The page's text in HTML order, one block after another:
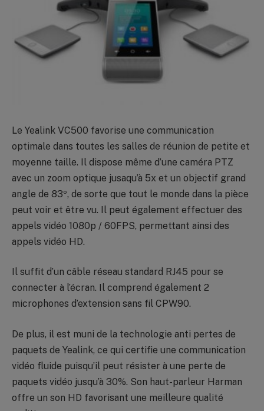
Le Yealink VC500 favorise une communication
optimale dans toutes les salles de réunion de petite et
moyenne taille. Il dispose même d’une caméra PTZ
avec un zoom optique jusaqu’à 5x et un objectif grand
angle de 83º, de sorte que tout le monde dans la pièce
peut voir et être vu. Il peut également effectuer des
appels vidéo 1080p / 60FPS, permettant ainsi des
appels vidéo HD.
Il suffit d’un câble réseau standard RJ45 pour se
connecter à l’écran. Il comprend également 2
microphones d’extension sans fil CPW90.
De plus, il est muni de la technologie anti pertes de
paquets de Yealink, ce qui certifie une communication
vidéo fluide puisqu’il peut résister à une perte de
paquets vidéo jusqu’à 30%. Son haut-parleur Harman
offre un son HD favorisant une meilleure qualité